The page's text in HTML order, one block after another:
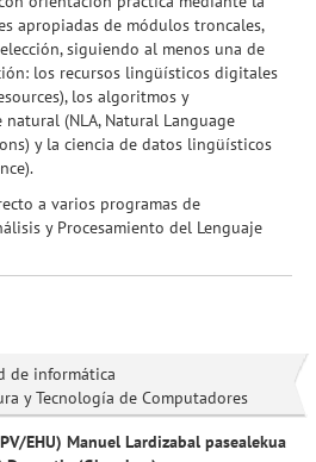
apropiadas de módulos troncales,
siguiendo al menos una de
los recursos lingüísticos digitales
los algoritmos y
(NLA, Natural Language
y la ciencia de datos lingüísticos
a varios programas de
y Procesamiento del Lenguaje
de informática
y Tecnología de Computadores
EHU) Manuel Lardizabal pasealekua